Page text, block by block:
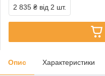
2 835 ₴ від 2 шт.
Опис Характеристики